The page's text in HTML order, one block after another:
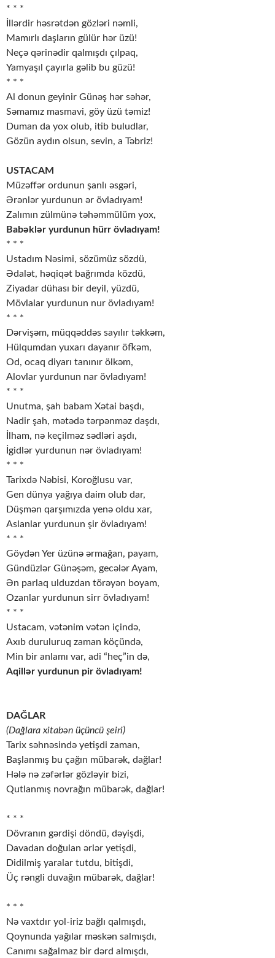
* * *
İllərdir həsrətdən gözləri nəmli,
Mamırlı daşların gülür hər üzü!
Neçə qərinədir qalmışdı çılpaq,
Yamyaşıl çayırla gəlib bu güzü!
* * *
Al donun geyinir Günəş hər səhər,
Səmamız masmavi, göy üzü təmiz!
Duman da yox olub, itib buludlar,
Gözün aydın olsun, sevin, a Təbriz!
USTACAM
Müzəffər ordunun şanlı əsgəri,
Ərənlər yurdunun ər övladıyam!
Zalımın zülmünə təhəmmülüm yox,
Babəklər yurdunun hürr övladıyam!
* * *
Ustadım Nəsimi, sözümüz sözdü,
Ədalət, həqiqət bağrımda közdü,
Ziyadar dühası bir deyil, yüzdü,
Mövlalar yurdunun nur övladıyam!
* * *
Dərvişəm, müqqəddəs sayılır təkkəm,
Hülqumdan yuxarı dayanır öfkəm,
Od, ocaq diyarı tanınır ölkəm,
Alovlar yurdunun nar övladıyam!
* * *
Unutma, şah babam Xətai başdı,
Nadir şah, mətədə tərpənməz daşdı,
İlham, nə keçilməz sədləri aşdı,
İgidlər yurdunun nər övladıyam!
* * *
Tarixdə Nəbisi, Koroğlusu var,
Gen dünya yağıya daim olub dar,
Düşmən qarşımızda yenə oldu xar,
Aslanlar yurdunun şir övladıyam!
* * *
Göydən Yer üzünə ərmağan, payam,
Gündüzlər Günəşəm, gecələr Ayam,
Ən parlaq ulduzdan törəyən boyam,
Ozanlar yurdunun sirr övladıyam!
* * *
Ustacam, vətənim vətən içində,
Axıb duruluruq zaman köçündə,
Min bir anlamı var, adi “heç”in də,
Aqillər yurdunun pir övladıyam!
DAĞLAR
(Dağlara xitabən üçüncü şeiri)
Tarix səhnəsində yetişdi zaman,
Başlanmış bu çağın mübarək, dağlar!
Hələ nə zəfərlər gözləyir bizi,
Qutlanmış novrağın mübarək, dağlar!
* * *
Dövranın gərdişi döndü, dəyişdi,
Davadan doğulan ərlər yetişdi,
Didilmiş yaralar tutdu, bitişdi,
Üç rəngli duvağın mübarək, dağlar!
* * *
Nə vaxtdır yol-iriz bağlı qalmışdı,
Qoynunda yağılar məskən salmışdı,
Canımı sağalmaz bir dərd almışdı,